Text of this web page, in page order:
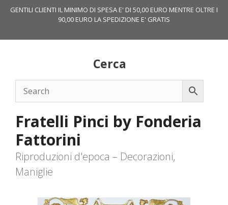
GENTILI CLIENTI IL MINIMO DI SPESA E' DI 50,00 EURO MENTRE OLTRE I
90,00 EURO LA SPEDIZIONE E' GRATIS
Cerca
Fratelli Pinci by Fonderia
Fattorini
Riproduzioni d'epoca – Decorazioni,
Maniglie